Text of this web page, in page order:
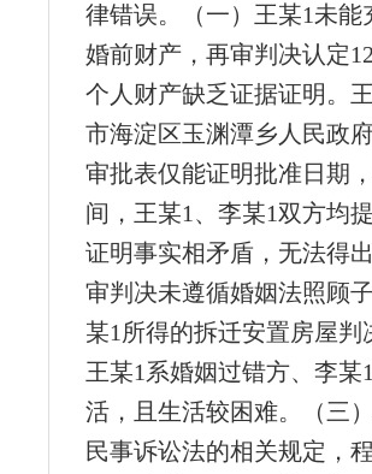
律错误。（一）王某1未
婚前财产，再审判决认定
个人财产缺乏证据证明。
市海淀区玉渊潭乡人民政
审批表仅能证明批准日期
间，王某1、李某1双方均
证明事实相矛盾，无法得
审判决未遵循婚姻法照顾
某1所得的拆迁安置房屋
王某1系婚姻过错方、李
活，且生活较困难。（三
民事诉讼法的相关规定，程